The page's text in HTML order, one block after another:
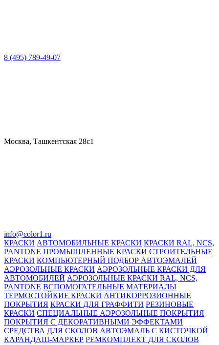
8 (495) 789-49-07
Москва, Ташкентская 28с1
info@color1.ru
КРАСКИ АВТОМОБИЛЬНЫЕ КРАСКИ КРАСКИ RAL, NCS,
PANTONE ПРОМЫШЛЕННЫЕ КРАСКИ СТРОИТЕЛЬНЫЕ
КРАСКИ КОМПЬЮТЕРНЫЙ ПОДБОР АВТОЭМАЛЕЙ
АЭРОЗОЛЬНЫЕ КРАСКИ АЭРОЗОЛЬНЫЕ КРАСКИ ДЛЯ
АВТОМОБИЛЕЙ АЭРОЗОЛЬНЫЕ КРАСКИ RAL, NCS,
PANTONE ВСПОМОГАТЕЛЬНЫЕ МАТЕРИАЛЫ
ТЕРМОСТОЙКИЕ КРАСКИ АНТИКОРРОЗИОННЫЕ
ПОКРЫТИЯ КРАСКИ ДЛЯ ГРАФФИТИ РЕЗИНОВЫЕ
КРАСКИ СПЕЦИАЛЬНЫЕ АЭРОЗОЛЬНЫЕ ПОКРЫТИЯ
ПОКРЫТИЯ С ДЕКОРАТИВНЫМИ ЭФФЕКТАМИ
СРЕДСТВА ДЛЯ СКОЛОВ АВТОЭМАЛЬ С КИСТОЧКОЙ
КАРАНДАШ-МАРКЕР РЕМКОМПЛЕКТ ДЛЯ СКОЛОВ